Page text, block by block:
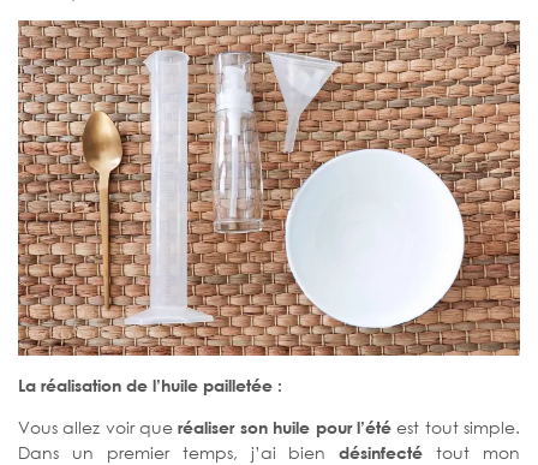
La réalisation de l’huile pailletée :
Vous allez voir que réaliser son huile pour l’étéest tout simple.
Dans un premier temps, j’ai biendésinfecté tout mon